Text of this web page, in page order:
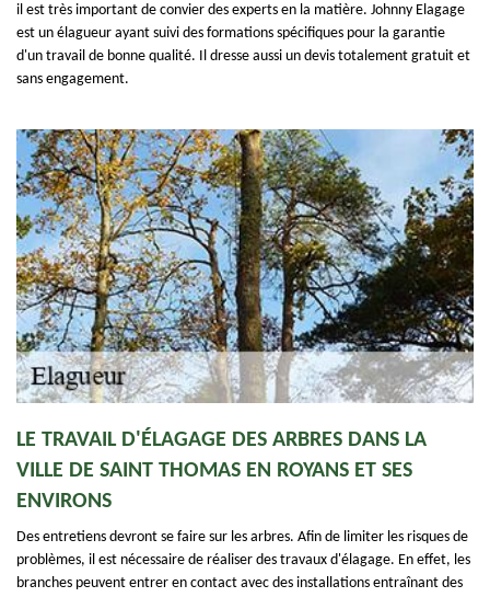
il est très important de convier des experts en la matière. Johnny Elagage
est un élagueur ayant suivi des formations spécifiques pour la garantie
d'un travail de bonne qualité. Il dresse aussi un devis totalement gratuit et
sans engagement.
LE TRAVAIL D'ÉLAGAGE DES ARBRES DANS LA
VILLE DE SAINT THOMAS EN ROYANS ET SES
ENVIRONS
Des entretiens devront se faire sur les arbres. Afin de limiter les risques de
problèmes, il est nécessaire de réaliser des travaux d'élagage. En effet, les
branches peuvent entrer en contact avec des installations entraînant des